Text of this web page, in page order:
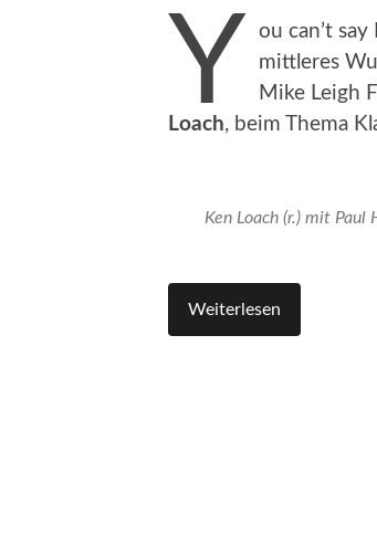
Y
ou can’t
mittleres
Mike Leigh
Loach, beim Thema
Ken Loach (r.) mit
Weiterlesen